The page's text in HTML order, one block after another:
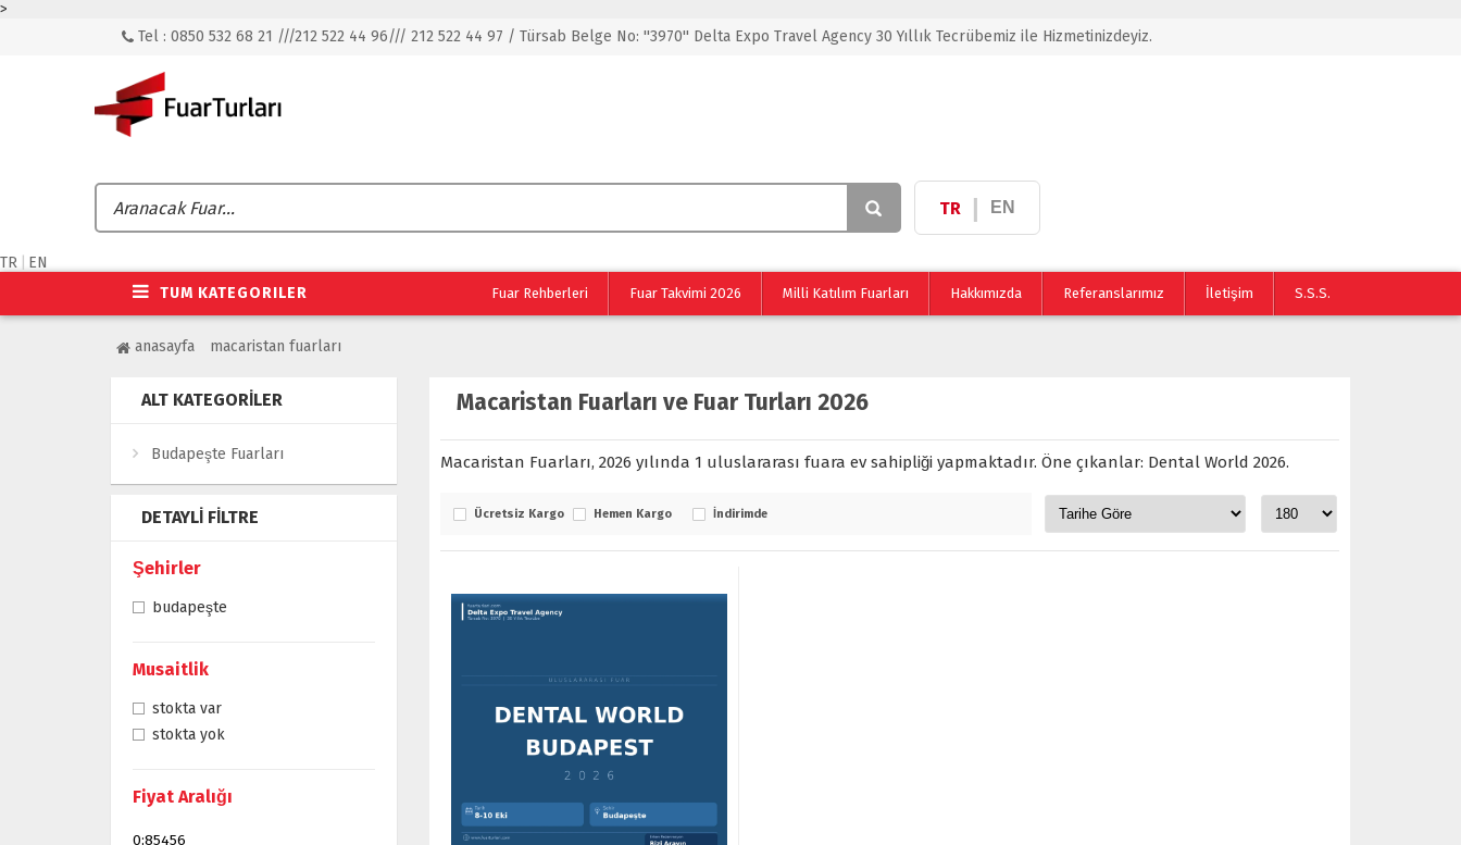
>
Tel : 0850 532 68 21 ///212 522 44 96/// 212 522 44 97 / Türsab Belge No: ''3970'' Delta Expo Travel Agency 30 Yıllık Tecrübemiz ile Hizmetinizdeyiz.
TR | EN
TR
EN
TUM KATEGORILER
Fuar Rehberleri Fuar Takvimi 2026 Milli Katılım Fuarları Hakkımızda Referanslarımız İletişim S.S.S.
anasayfa macaristan fuarları
ALT KATEGORILER
Budapeşte Fuarları
DETAYLI FILTRE
Şehirler
budapeşte
Musaitlik
stokta var
stokta yok
Fiyat Aralığı
Macaristan Fuarları ve Fuar Turları 2026
Macaristan Fuarları, 2026 yılında 1 uluslararası fuara ev sahipliği yapmaktadır. Öne çıkanlar: Dental World 2026.
Ücretsiz Kargo Hemen Kargo İndirimde